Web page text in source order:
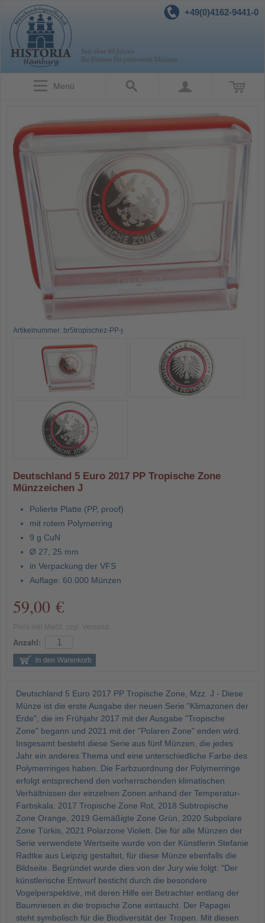
+49(0)4162-9441-0
Menü
Artikelnummer: br5tropischez-PP-j
Deutschland 5 Euro 2017 PP Tropische Zone
Münzzeichen J
Polierte Platte (PP, proof)
mit rotem Polymerring
9 g CuN
Ø 27, 25 mm
in Verpackung der VFS
Auflage: 60.000 Münzen
59,00 €
Anzahl:
Deutschland 5 Euro 2017 PP Tropische Zone, Mzz. J - Diese
Münze ist die erste Ausgabe der neuen Serie "Klimazonen der
Erde", die im Frühjahr 2017 mit der Ausgabe "Tropische
Zone" begann und 2021 mit der "Polaren Zone" enden wird.
Insgesamt besteht diese Serie aus fünf Münzen, die jedes
Jahr ein anderes Thema und eine unterschiedliche Farbe des
Polymerringes haben. Die Farbzuordnung der Polymerringe
erfolgt entsprechend den vorherrschenden klimatischen
Verhältnissen der einzelnen Zonen anhand der Temperatur-
Farbskala: 2017 Tropische Zone Rot, 2018 Subtropische
Zone Orange, 2019 Gemäßigte Zone Grün, 2020 Subpolare
Zone Türkis, 2021 Polarzone Violett. Die für alle Münzen der
Serie verwendete Wertseite wurde von der Künstlerin Stefanie
Radtke aus Leipzig gestaltet, für diese Münze ebenfalls die
Bildseite. Begründet wurde dies von der Jury wie folgt: "Der
künstlerische Entwurf besticht durch die besondere
Vogelperspektive, mit deren Hilfe ein Betrachter entlang der
Baumriesen in die tropische Zone eintaucht. Der Papagei
steht symbolisch für die Biodiversität der Tropen. Mit diesen